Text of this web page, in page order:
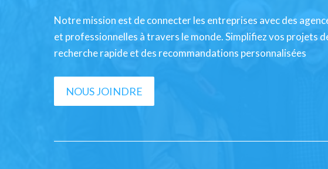
Notre mission est de connecter les entreprises avec des
et professionnelles à travers le monde. Simplifiez vos projets
recherche rapide et des recommandations personnalisées
NOUS JOINDRE